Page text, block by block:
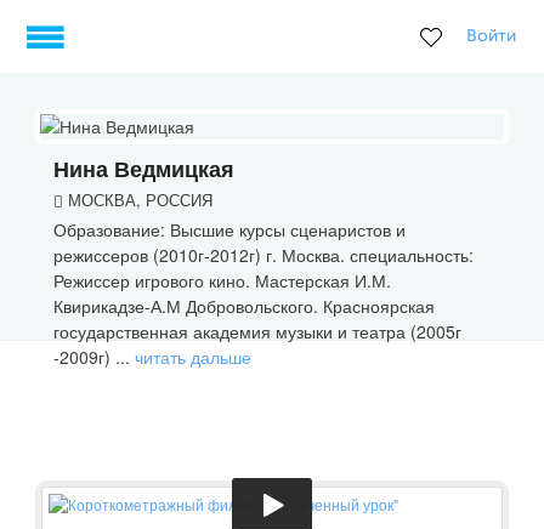
Войти
Нина Ведмицкая
МОСКВА, РОССИЯ
Образование: Высшие курсы сценаристов и
режиссеров (2010г-2012г) г. Москва. специальность:
Режиссер игрового кино. Мастерская И.М.
Квирикадзе-А.М Добровольского. Красноярская
государственная академия музыки и театра (2005г
-2009г) ... читать дальше